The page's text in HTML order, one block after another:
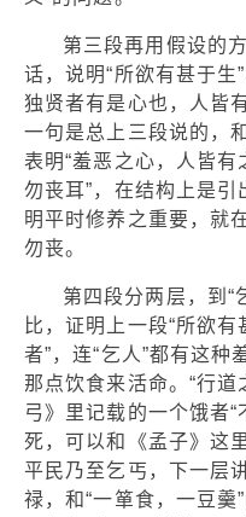
第三段再用假设的
话，说明“所欲有甚于生
独贤者有是心也，人皆
一句是总上三段说的，
表明“羞恶之心，人皆有
勿丧耳”，在结构上是引
明平时修养之重要，就
勿丧。
第四段分两层，到“
比，证明上一段“所欲有
者”，连“乞人”都有这种
那点饮食来活命。“行道
弓》里记载的一个饿者
死，可以和《孟子》这
平民乃至乞丐，下一层
禄，和“一箪食，一豆羹